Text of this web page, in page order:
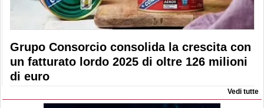
Grupo Consorcio consolida la crescita con
un fatturato lordo 2025 di oltre 126 milioni
di euro
Vedi tutte